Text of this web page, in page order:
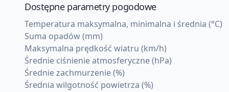
Dostępne parametry pogodowe
Temperatura maksymalna, minimalna i średnia (°C)
Suma opadów (mm)
Maksymalna prędkość wiatru (km/h)
Średnie ciśnienie atmosferyczne (hPa)
Średnie zachmurzenie (%)
Średnia wilgotność powietrza (%)